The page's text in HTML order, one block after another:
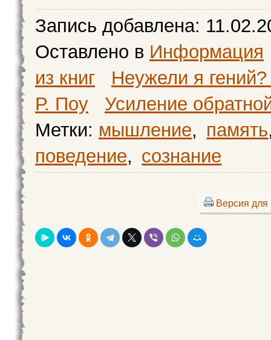
Запись добавлена:
Оставлено в Информация
из книг
Неужели я
Р. Поу
Усиление
Метки: мышление, память
поведение, сознание
Версия для